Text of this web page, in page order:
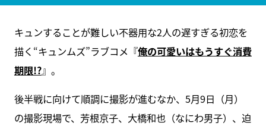
キュンすることが難しい不器用な2人の遅すぎる初恋を
描く“キュンムズ”ラブコメ『俺の可愛いはもうすぐ消費
期限!?』。
後半戦に向けて順調に撮影が進むなか、5月9日（月）
の撮影現場で、芳根京子、大橋和也（なにわ男子）、迫